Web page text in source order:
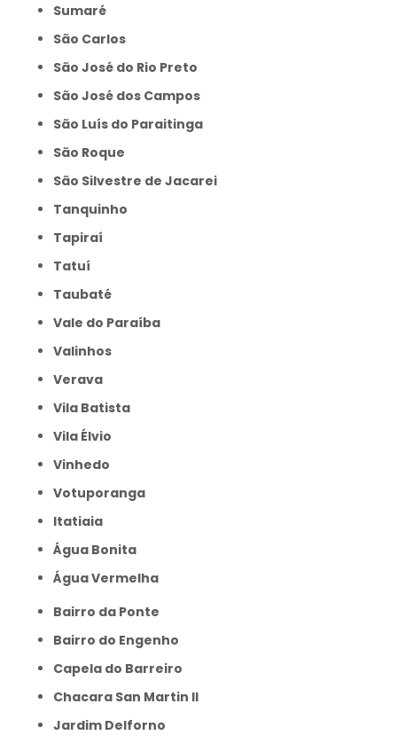
Sumaré
São Carlos
São José do Rio Preto
São José dos Campos
São Luís do Paraitinga
São Roque
São Silvestre de Jacarei
Tanquinho
Tapiraí
Tatuí
Taubaté
Vale do Paraíba
Valinhos
Verava
Vila Batista
Vila Élvio
Vinhedo
Votuporanga
itatiaia
Água Bonita
Água Vermelha
Bairro da Ponte
Bairro do Engenho
Capela do Barreiro
Chacara San Martin II
Jardim Delforno